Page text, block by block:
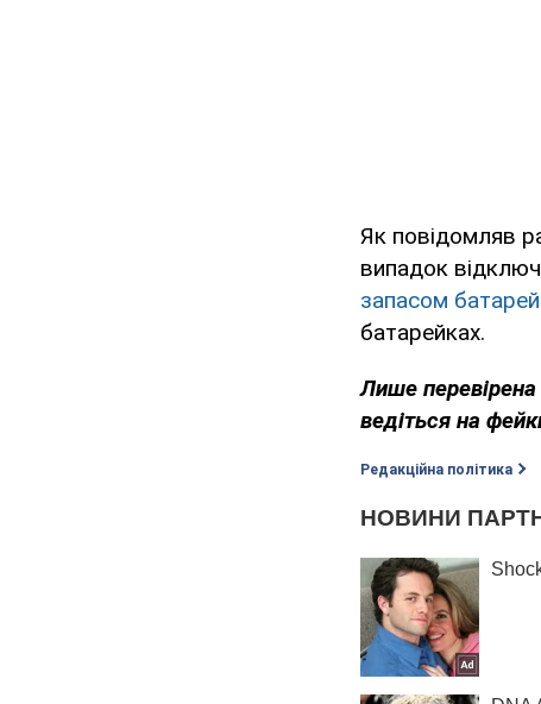
Як повідомляв
випадок
запасом батарей
батарейках.
Лише
ведіться на
Редакційна політика